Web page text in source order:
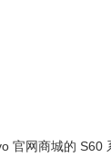
网商城的 S60 系